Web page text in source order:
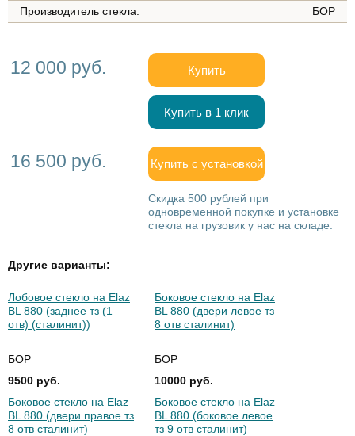
Производитель стекла:
БОР
12 000 руб. Купить
Купить в 1 клик
16 500 руб. Купить с установкой
Скидка 500 рублей при
одновременной покупке и установке
стекла на грузовик у нас на складе.
Другие варианты:
Лобовое стекло на Elaz
BL 880 (заднее тз (1
отв) (сталинит))
БОР
9500 руб.
Боковое стекло на Elaz
BL 880 (двери левое тз
8 отв сталинит)
БОР
10000 руб.
Боковое стекло на Elaz
BL 880 (двери правое тз
8 отв сталинит)
Боковое стекло на Elaz
BL 880 (боковое левое
тз 9 отв сталинит)